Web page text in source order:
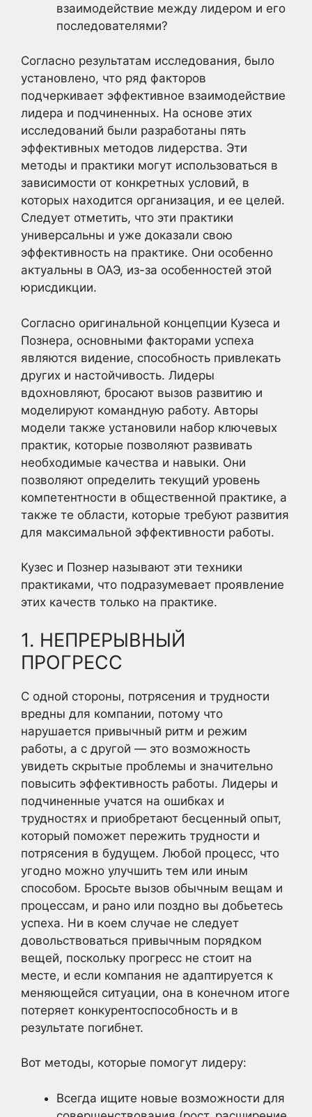
взаимодействие между лидером и его
последователями?
Согласно результатам исследования, было
установлено, что ряд факторов
подчеркивает эффективное взаимодействие
лидера и подчиненных. На основе этих
исследований были разработаны пять
эффективных методов лидерства. Эти
методы и практики могут использоваться в
зависимости от конкретных условий, в
которых находится организация, и ее целей.
Следует отметить, что эти практики
универсальны и уже доказали свою
эффективность на практике. Они особенно
актуальны в ОАЭ, из-за особенностей этой
юрисдикции.
Согласно оригинальной концепции Кузеса и
Познера, основными факторами успеха
являются видение, способность привлекать
других и настойчивость. Лидеры
вдохновляют, бросают вызов развитию и
моделируют командную работу. Авторы
модели также установили набор ключевых
практик, которые позволяют развивать
необходимые качества и навыки. Они
позволяют определить текущий уровень
компетентности в общественной практике, а
также те области, которые требуют развития
для максимальной эффективности работы.
Кузес и Познер называют эти техники
практиками, что подразумевает проявление
этих качеств только на практике.
1. НЕПРЕРЫВНЫЙ
ПРОГРЕСС
С одной стороны, потрясения и трудности
вредны для компании, потому что
нарушается привычный ритм и режим
работы, а с другой — это возможность
увидеть скрытые проблемы и значительно
повысить эффективность работы. Лидеры и
подчиненные учатся на ошибках и
трудностях и приобретают бесценный опыт,
который поможет пережить трудности и
потрясения в будущем. Любой процесс, что
угодно можно улучшить тем или иным
способом. Бросьте вызов обычным вещам и
процессам, и рано или поздно вы добьетесь
успеха. Ни в коем случае не следует
довольствоваться привычным порядком
вещей, поскольку прогресс не стоит на
месте, и если компания не адаптируется к
меняющейся ситуации, она в конечном итоге
потеряет конкурентоспособность и в
результате погибнет.
Вот методы, которые помогут лидеру:
Всегда ищите новые возможности для